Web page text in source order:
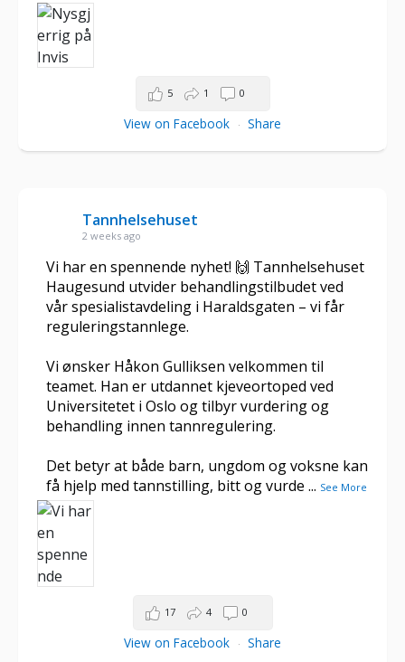
View on Facebook · Share
5 1 0
Tannhelsehuset
2 weeks ago
Vi har en spennende nyhet! 🙌 Tannhelsehuset
Haugesund utvider behandlingstilbudet ved
vår spesialistavdeling i Haraldsgaten – vi får
reguleringstannlege.
Vi ønsker Håkon Gulliksen velkommen til
teamet. Han er utdannet kjeveortoped ved
Universitetet i Oslo og tilbyr vurdering og
behandling innen tannregulering.
Det betyr at både barn, ungdom og voksne kan
få hjelp med tannstilling, bitt og vurde ... See More
View on Facebook · Share
17 4 0